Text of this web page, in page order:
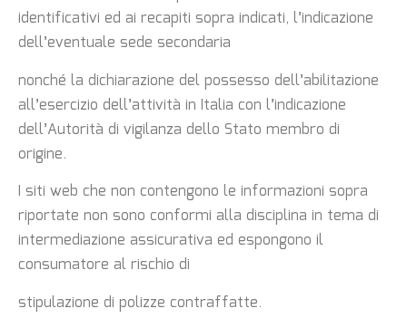
identificativi ed ai recapiti sopra indicati, l’indicazione
dell’eventuale sede secondaria
nonché la dichiarazione del possesso dell’abilitazione
all’esercizio dell’attività in Italia con l’indicazione
dell’Autorità di vigilanza dello Stato membro di
origine.
I siti web che non contengono le informazioni sopra
riportate non sono conformi alla disciplina in tema di
intermediazione assicurativa ed espongono il
consumatore al rischio di
stipulazione di polizze contraffatte.